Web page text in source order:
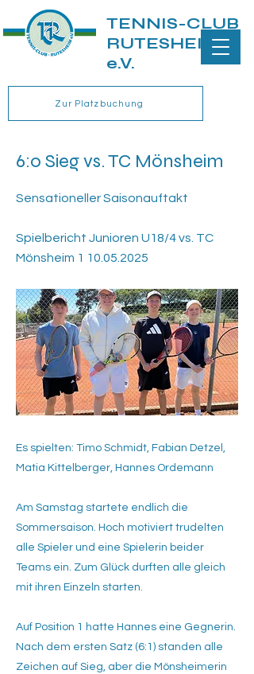
TENNIS-CLUB
RUTESHEIM
e.V.
Zur Platzbuchung
6:0 Sieg vs. TC Mönsheim
Sensationeller Saisonauftakt
Spielbericht Junioren U18/4 vs. TC
Mönsheim 1 10.05.2025
Es spielten: Timo Schmidt, Fabian Detzel,
Matia Kittelberger, Hannes Ordemann
Am Samstag startete endlich die
Sommersaison. Hoch motiviert trudelten
alle Spieler und eine Spielerin beider
Teams ein. Zum Glück durften alle gleich
mit ihren Einzeln starten.
Auf Position 1 hatte Hannes eine Gegnerin.
Nach dem ersten Satz (6:1) standen alle
Zeichen auf Sieg, aber die Mönsheimerin